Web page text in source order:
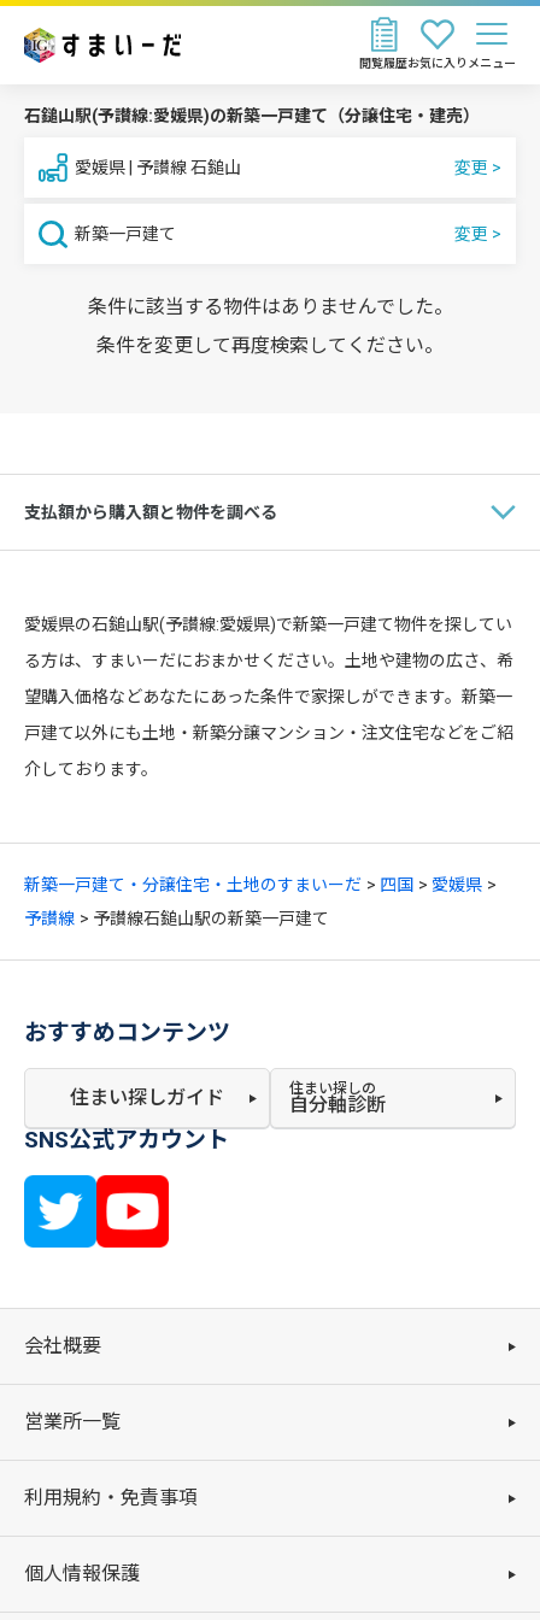
お気に入り
閲覧履歴 メニュー
新築一戸建て・分譲住宅・土地のすまいーだ 四国
愛媛県
予讃線
予讃線石鎚山駅の新築一戸建て
石鎚山駅(予讃線:愛媛県)の新築一戸建て（分譲住宅・建売）
愛媛県 | 予讃線 石鎚山
新築一戸建て
条件に該当する物件はありませんでした。
条件を変更して再度検索してください。
支払額から購入額と物件を調べる
愛媛県の石鎚山駅(予讃線:愛媛県)で新築一戸建て物件を探してい
る方は、すまいーだにおまかせください。土地や建物の広さ、希
望購入価格などあなたにあった条件で家探しができます。新築一
戸建て以外にも土地・新築分譲マンション・注文住宅などをご紹
介しております。
おすすめコンテンツ
住まい探しガイド 住まい探しの
自分軸診断
SNS公式アカウント
会社概要
営業所一覧
利用規約・免責事項
個人情報保護